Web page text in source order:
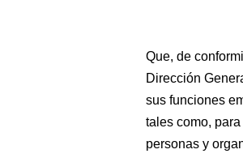
Que, de
Dirección
sus funciones
tales como,
personas y